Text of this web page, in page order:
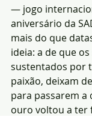
— jogo
aniversário da
mais do que
ideia: a de que
sustentados por
paixão, deixam
para passarem a
ouro voltou a ter